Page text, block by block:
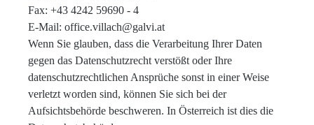
Fax: +43 4242 59690 - 4
E-Mail: office.villach@galvi.at
Wenn Sie glauben, dass die Verarbeitung Ihrer Daten
gegen das Datenschutzrecht verstößt oder Ihre
datenschutzrechtlichen Ansprüche sonst in einer Weise
verletzt worden sind, können Sie sich bei der
Aufsichtsbehörde beschweren. In Österreich ist dies die